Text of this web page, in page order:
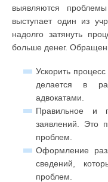
выявляются
выступает один из
надолго затянуть
больше денег.
Ускорить
делается в
адвокатами.
Правильное и
заявлений. Это
проблем.
Оформление
сведений,
проблем.